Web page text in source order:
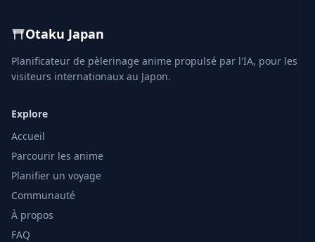
Otaku Japan
Planificateur de pèlerinage anime propulsé par l'IA, pour les
visiteurs internationaux au Japon.
Explore
Accueil
Parcourir les anime
Planifier un voyage
Communauté
À propos
FAQ